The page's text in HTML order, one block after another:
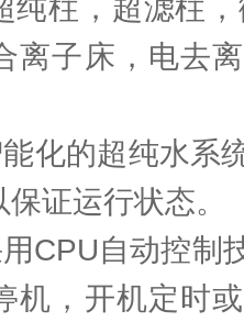
纯柱，超滤柱
离子床，电去
的超纯水系
证运行状态。
自动控制
机，开机定时